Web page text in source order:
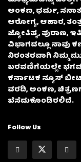
ಅಂಕಣ, ಧರ್ಮ,
ಆರೋಗ್ಯ, ಆಹಾರ,
ಜ್ಯೋತಿಷ್ಯ, ಪುರಾಣ,
ವಿಭಾಗದಲ್ಲೂ ನಾವು
ನಿರಂತರವಾಗಿ ನಿಮ್ಮ
ಬರವಣಿಗೆಯಲ್ಲೇ
ಕರ್ನಾಟಕ ನ್ಯೂಸ್
ವರದಿ, ಅಂಕಣ,
ಬೆಸೆದುಕೊಂಡಿರಲಿದೆ.
Follow Us